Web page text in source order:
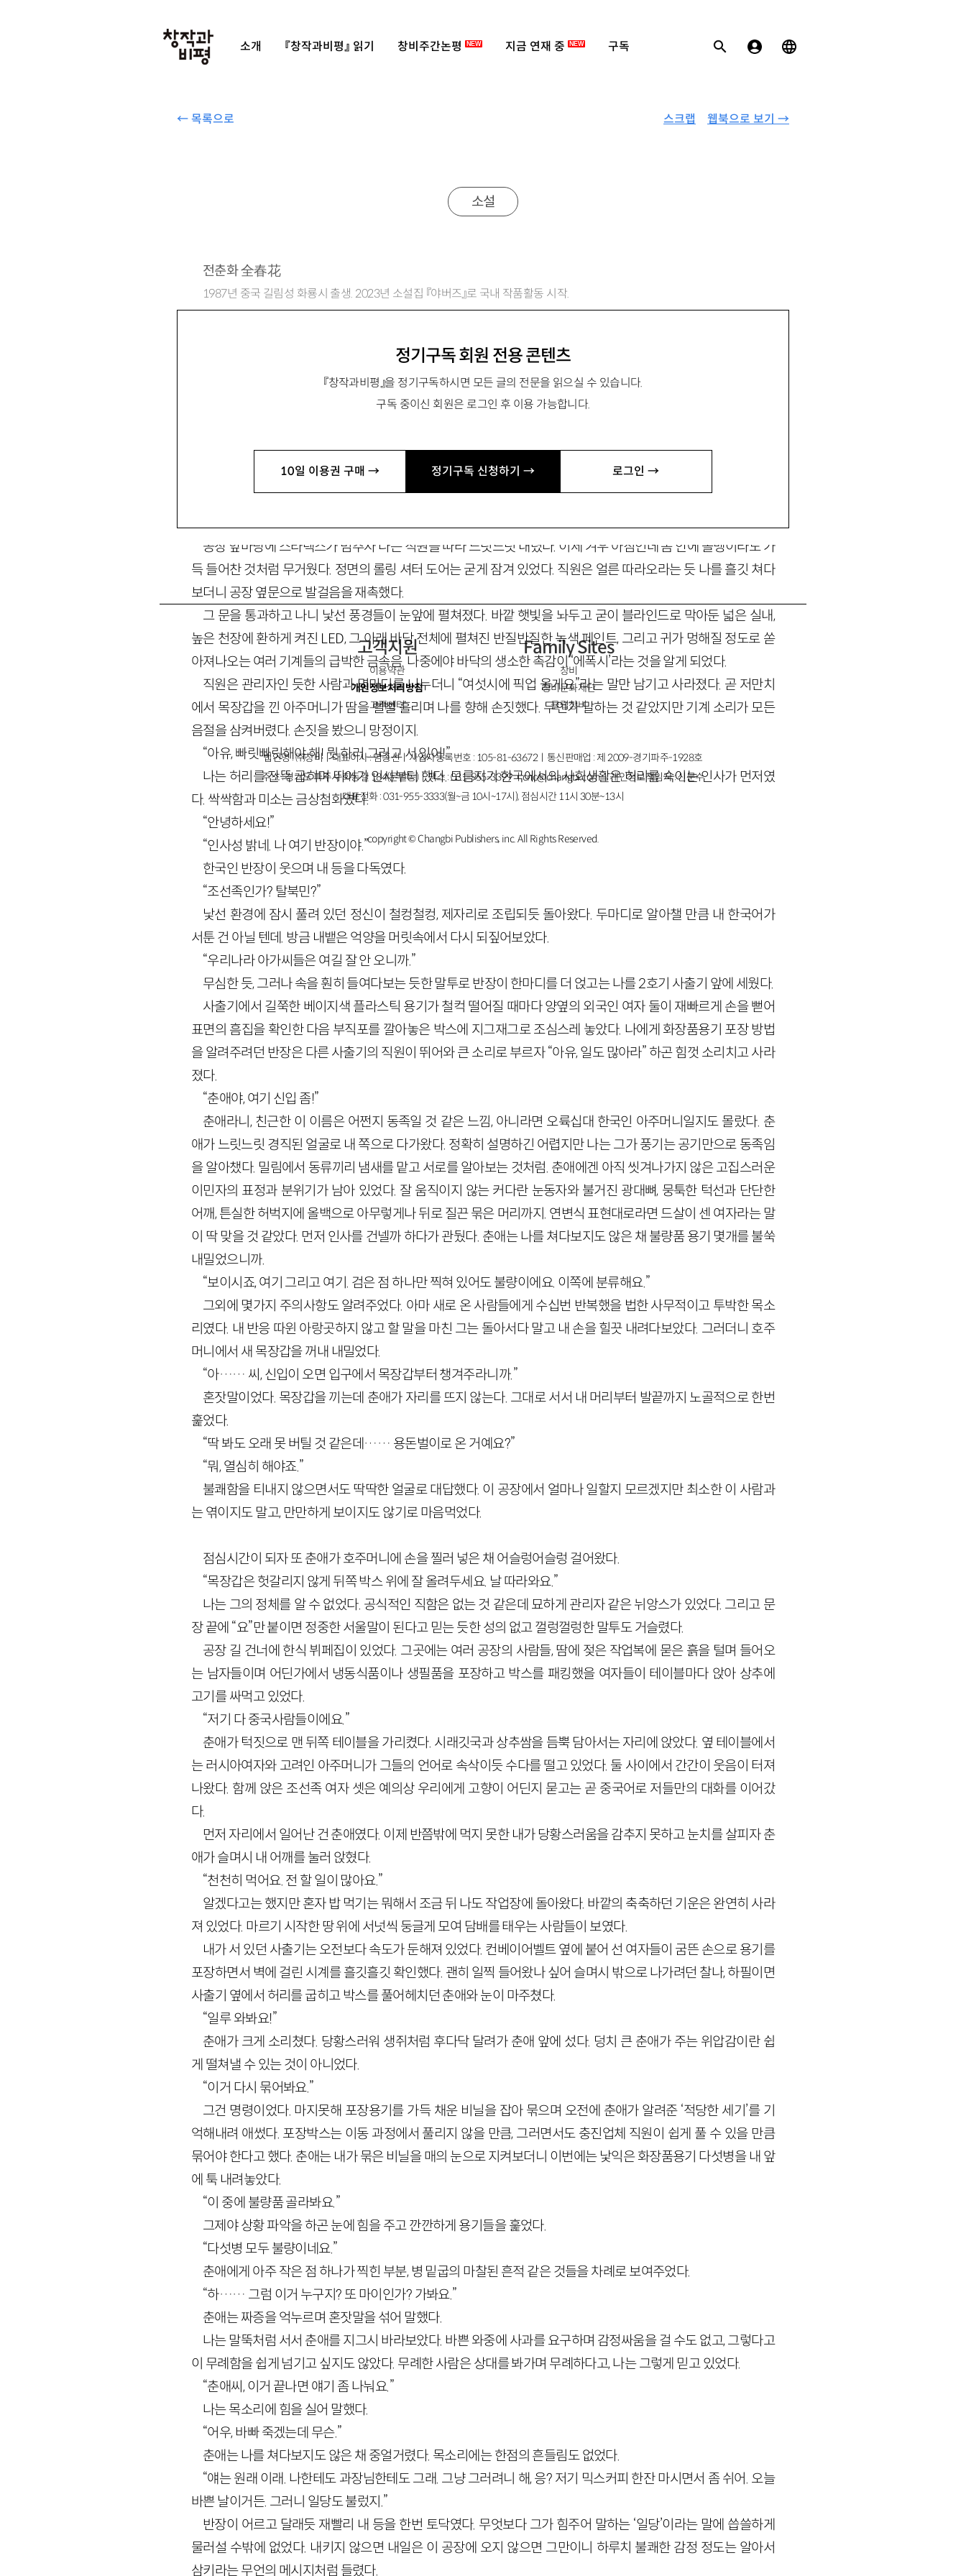
소개 『창작과비평』 읽기 창비주간논평 NEW 지금 연재 중 NEW 구독
← 목록으로 웹북으로 보기 →
스크랩
정기구독 회원 전용 콘텐츠
『창작과비평』을 정기구독하시면 모든 글의 전문을 읽으실 수 있습니다.
구독 중이신 회원은 로그인 후 이용 가능합니다.
10일 이용권 구매 → 정기구독 신청하기 → 로그인 →
소설
전춘화全春花
1987년 중국 길림성 화룡시 출생. 2023년 소설집 『야버즈』로 국내 작품활동 시작.
공장 앞마당에 스타렉스가 멈추자 나는 직원을 따라 느릿느릿 내렸다. 이제 겨우 아침인데 몸 안에 돌멩이라도 가
득 들어찬 것처럼 무거웠다. 정면의 롤링 셔터 도어는 굳게 잠겨 있었다. 직원은 얼른 따라오라는 듯 나를 흘깃 쳐다
보더니 공장 옆문으로 발걸음을 재촉했다.
그 문을 통과하고 나니 낯선 풍경들이 눈앞에 펼쳐졌다. 바깥 햇빛을 놔두고 굳이 블라인드로 막아둔 넓은 실내,
높은 천장에 환하게 켜진 LED, 그 아래 바닥 전체에 펼쳐진 반질반질한 녹색 페인트, 그리고 귀가 멍해질 정도로 쏟
아져나오는 여러 기계들의 급박한 금속음. 나중에야 바닥의 생소한 촉감이 ‘에폭시’라는 것을 알게 되었다.
직원은 관리자인 듯한 사람과 몇마디를 나누더니 “여섯시에 픽업 올게요”라는 말만 남기고 사라졌다. 곧 저만치
에서 목장갑을 낀 아주머니가 땀을 뻘뻘 흘리며 나를 향해 손짓했다. 무언가 말하는 것 같았지만 기계 소리가 모든
음절을 삼켜버렸다. 손짓을 봤으니 망정이지.
“아유, 빠릿빠릿해야 해! 뭣 하러 그러고 서 있어!”
나는 허리를 잔뜩 굽히며 뛰어가 인사부터 했다. 모름지기 한국에서의 사회생활은 허리를 숙이는 인사가 먼저였
다. 싹싹함과 미소는 금상첨화였다.
“안녕하세요!”
“인사성 밝네. 나 여기 반장이야.”
한국인 반장이 웃으며 내 등을 다독였다.
“조선족인가? 탈북민?”
낯선 환경에 잠시 풀려 있던 정신이 철컹철컹, 제자리로 조립되듯 돌아왔다. 두마디로 알아챌 만큼 내 한국어가
서툰 건 아닐 텐데. 방금 내뱉은 억양을 머릿속에서 다시 되짚어보았다.
“우리나라 아가씨들은 여길 잘 안 오니까.”
무심한 듯, 그러나 속을 훤히 들여다보는 듯한 말투로 반장이 한마디를 더 얹고는 나를 2호기 사출기 앞에 세웠다.
사출기에서 길쭉한 베이지색 플라스틱 용기가 철컥 떨어질 때마다 양옆의 외국인 여자 둘이 재빠르게 손을 뻗어
표면의 흠집을 확인한 다음 부직포를 깔아놓은 박스에 지그재그로 조심스레 놓았다. 나에게 화장품용기 포장 방법
을 알려주려던 반장은 다른 사출기의 직원이 뛰어와 큰 소리로 부르자 “아유, 일도 많아라” 하곤 힘껏 소리치고 사라
졌다.
“춘애야, 여기 신입 좀!”
춘애라니, 친근한 이 이름은 어쩐지 동족일 것 같은 느낌, 아니라면 오륙십대 한국인 아주머니일지도 몰랐다. 춘
애가 느릿느릿 경직된 얼굴로 내 쪽으로 다가왔다. 정확히 설명하긴 어렵지만 나는 그가 풍기는 공기만으로 동족임
을 알아챘다. 밀림에서 동류끼리 냄새를 맡고 서로를 알아보는 것처럼. 춘애에겐 아직 씻겨나가지 않은 고집스러운
이민자의 표정과 분위기가 남아 있었다. 잘 움직이지 않는 커다란 눈동자와 불거진 광대뼈, 뭉툭한 턱선과 단단한
어깨, 튼실한 허벅지에 올백으로 아무렇게나 뒤로 질끈 묶은 머리까지. 연변식 표현대로라면 드살이 센 여자라는 말
이 딱 맞을 것 같았다. 먼저 인사를 건넬까 하다가 관뒀다. 춘애는 나를 쳐다보지도 않은 채 불량품 용기 몇개를 불쑥
내밀었으니까.
“보이시죠, 여기 그리고 여기. 검은 점 하나만 찍혀 있어도 불량이에요. 이쪽에 분류해요.”
그외에 몇가지 주의사항도 알려주었다. 아마 새로 온 사람들에게 수십번 반복했을 법한 사무적이고 투박한 목소
리였다. 내 반응 따윈 아랑곳하지 않고 할 말을 마친 그는 돌아서다 말고 내 손을 힐끗 내려다보았다. 그러더니 호주
머니에서 새 목장갑을 꺼내 내밀었다.
“아…… 씨, 신입이 오면 입구에서 목장갑부터 챙겨주라니까.”
혼잣말이었다. 목장갑을 끼는데 춘애가 자리를 뜨지 않는다. 그대로 서서 내 머리부터 발끝까지 노골적으로 한번
훑었다.
“딱 봐도 오래 못 버틸 것 같은데…… 용돈벌이로 온 거예요?”
“뭐, 열심히 해야죠.”
불쾌함을 티내지 않으면서도 딱딱한 얼굴로 대답했다. 이 공장에서 얼마나 일할지 모르겠지만 최소한 이 사람과
는 엮이지도 말고, 만만하게 보이지도 않기로 마음먹었다.
점심시간이 되자 또 춘애가 호주머니에 손을 찔러 넣은 채 어슬렁어슬렁 걸어왔다.
“목장갑은 헛갈리지 않게 뒤쪽 박스 위에 잘 올려두세요. 날 따라와요.”
나는 그의 정체를 알 수 없었다. 공식적인 직함은 없는 것 같은데 묘하게 관리자 같은 뉘앙스가 있었다. 그리고 문
장 끝에 “요”만 붙이면 정중한 서울말이 된다고 믿는 듯한 성의 없고 껄렁껄렁한 말투도 거슬렸다.
공장 길 건너에 한식 뷔페집이 있었다. 그곳에는 여러 공장의 사람들, 땀에 젖은 작업복에 묻은 흙을 털며 들어오
는 남자들이며 어딘가에서 냉동식품이나 생필품을 포장하고 박스를 패킹했을 여자들이 테이블마다 앉아 상추에
고기를 싸먹고 있었다.
“저기 다 중국사람들이에요.”
춘애가 턱짓으로 맨 뒤쪽 테이블을 가리켰다. 시래깃국과 상추쌈을 듬뿍 담아서는 자리에 앉았다. 옆 테이블에서
는 러시아여자와 고려인 아주머니가 그들의 언어로 속삭이듯 수다를 떨고 있었다. 둘 사이에서 간간이 웃음이 터져
나왔다. 함께 앉은 조선족 여자 셋은 예의상 우리에게 고향이 어딘지 묻고는 곧 중국어로 저들만의 대화를 이어갔
다.
먼저 자리에서 일어난 건 춘애였다. 이제 반쯤밖에 먹지 못한 내가 당황스러움을 감추지 못하고 눈치를 살피자 춘
애가 슬며시 내 어깨를 눌러 앉혔다.
“천천히 먹어요. 전 할 일이 많아요.”
알겠다고는 했지만 혼자 밥 먹기는 뭐해서 조금 뒤 나도 작업장에 돌아왔다. 바깥의 축축하던 기운은 완연히 사라
져 있었다. 마르기 시작한 땅 위에 서넛씩 둥글게 모여 담배를 태우는 사람들이 보였다.
내가 서 있던 사출기는 오전보다 속도가 둔해져 있었다. 컨베이어벨트 옆에 붙어 선 여자들이 굼뜬 손으로 용기를
포장하면서 벽에 걸린 시계를 흘깃흘깃 확인했다. 괜히 일찍 들어왔나 싶어 슬며시 밖으로 나가려던 찰나, 하필이면
사출기 옆에서 허리를 굽히고 박스를 풀어헤치던 춘애와 눈이 마주쳤다.
“일루 와봐요!”
춘애가 크게 소리쳤다. 당황스러워 생쥐처럼 후다닥 달려가 춘애 앞에 섰다. 덩치 큰 춘애가 주는 위압감이란 쉽
게 떨쳐낼 수 있는 것이 아니었다.
“이거 다시 묶어봐요.”
그건 명령이었다. 마지못해 포장용기를 가득 채운 비닐을 잡아 묶으며 오전에 춘애가 알려준 ‘적당한 세기’를 기
억해내려 애썼다. 포장박스는 이동 과정에서 풀리지 않을 만큼, 그러면서도 충진업체 직원이 쉽게 풀 수 있을 만큼
묶어야 한다고 했다. 춘애는 내가 묶은 비닐을 매의 눈으로 지켜보더니 이번에는 낯익은 화장품용기 다섯병을 내 앞
에 툭 내려놓았다.
“이 중에 불량품 골라봐요.”
그제야 상황 파악을 하곤 눈에 힘을 주고 깐깐하게 용기들을 훑었다.
“다섯병 모두 불량이네요.”
춘애에게 아주 작은 점 하나가 찍힌 부분, 병 밑굽의 마찰된 흔적 같은 것들을 차례로 보여주었다.
“하…… 그럼 이거 누구지? 또 마이인가? 가봐요.”
춘애는 짜증을 억누르며 혼잣말을 섞어 말했다.
나는 말뚝처럼 서서 춘애를 지그시 바라보았다. 바쁜 와중에 사과를 요구하며 감정싸움을 걸 수도 없고, 그렇다고
이 무례함을 쉽게 넘기고 싶지도 않았다. 무례한 사람은 상대를 봐가며 무례하다고, 나는 그렇게 믿고 있었다.
“춘애씨, 이거 끝나면 얘기 좀 나눠요.”
나는 목소리에 힘을 실어 말했다.
“어우, 바빠 죽겠는데 무슨.”
춘애는 나를 쳐다보지도 않은 채 중얼거렸다. 목소리에는 한점의 흔들림도 없었다.
“얘는 원래 이래. 나한테도 과장님한테도 그래. 그냥 그러려니 해, 응? 저기 믹스커피 한잔 마시면서 좀 쉬어. 오늘
바쁜 날이거든. 그러니 일당도 불렀지.”
반장이 어르고 달래듯 재빨리 내 등을 한번 토닥였다. 무엇보다 그가 힘주어 말하는 ‘일당’이라는 말에 씁쓸하게
물러설 수밖에 없었다. 내키지 않으면 내일은 이 공장에 오지 않으면 그만이니 하루치 불쾌한 감정 정도는 알아서
삼키라는 무언의 메시지처럼 들렸다.
고객지원
이용약관
개인정보처리방침
고객센터
Family Sites
창비
창비문화재단
클럽창비
법인명 : ㈜창비ㅣ대표이사 : 염종선ㅣ사업자등록번호 : 105-81-63672ㅣ통신판매업 : 제 2009-경기파주-1928호
주소 : 경기도 파주시 회동길 184(문발동)ㅣ팩스 : 031-955-3399 ㅣcnc@changbi.comㅣ개인정보책임자 : 신문수
대표전화 : 031-955-3333(월~금 10시~17시), 점심시간 11시 30분~13시
copyright © Changbi Publishers, inc. All Rights Reserved.